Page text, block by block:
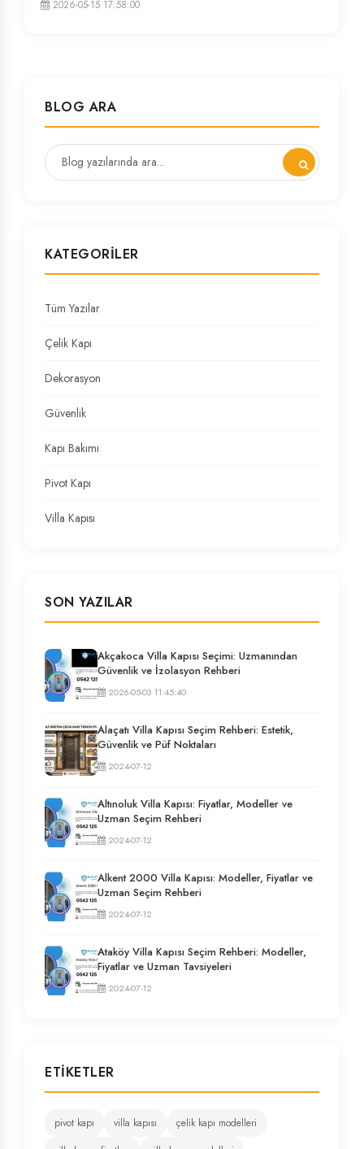
2026-05-15 17:58:00
BLOG ARA
KATEGORILER
Tüm Yazılar
Çelik Kapı
Dekorasyon
Güvenlik
Kapı Bakımı
Pivot Kapı
Villa Kapısı
SON YAZILAR
Akçakoca Villa Kapısı Seçimi: Uzmanından
Güvenlik ve İzolasyon Rehberi
2026-05-03 11:45:40
Alaçatı Villa Kapısı Seçim Rehberi: Estetik,
Güvenlik ve Püf Noktaları
2024-07-12
Altınoluk Villa Kapısı: Fiyatlar, Modeller ve
Uzman Seçim Rehberi
2024-07-12
Alkent 2000 Villa Kapısı: Modeller, Fiyatlar ve
Uzman Seçim Rehberi
2024-07-12
Ataköy Villa Kapısı Seçim Rehberi: Modeller,
Fiyatlar ve Uzman Tavsiyeleri
2024-07-12
ETIKETLER
pivot kapı villa kapısı
çelik kapı modelleri